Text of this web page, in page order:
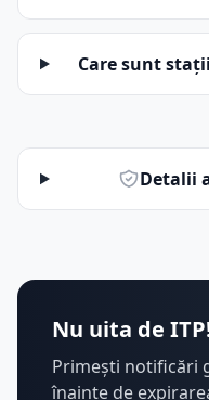
Care sunt
Detalii
Nu uita de
Primești notificări
înainte de